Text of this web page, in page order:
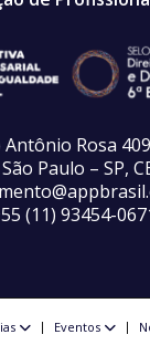
Antônio Rosa
Paulo – SP,
(11) 93454-
Eventos